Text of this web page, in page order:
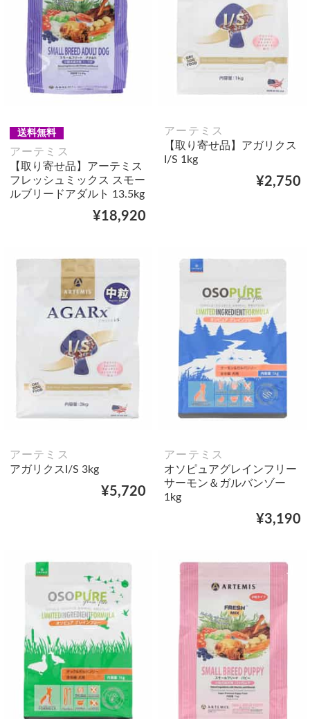
送料無料
アーテミス
【取り寄せ品】アーテミス
フレッシュミックス スモー
ルブリードアダルト 13.5kg
¥18,920
アーテミス
【取り寄せ品】アガリクス
I/S 1kg
¥2,750
アーテミス
アガリクスI/S 3kg
¥5,720
アーテミス
オソピュアグレインフリー
サーモン＆ガルバンゾー
1kg
¥3,190